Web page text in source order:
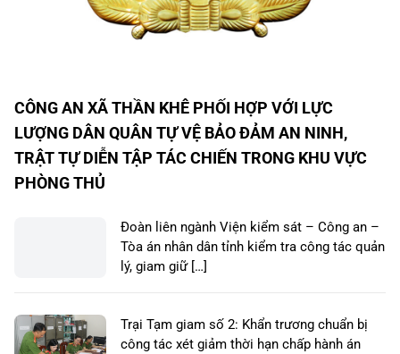
CÔNG AN XÃ THẦN KHÊ PHỐI HỢP VỚI LỰC
LƯỢNG DÂN QUÂN TỰ VỆ BẢO ĐẢM AN NINH,
TRẬT TỰ DIỄN TẬP TÁC CHIẾN TRONG KHU VỰC
PHÒNG THỦ
Đoàn liên ngành Viện kiểm sát – Công an –
Tòa án nhân dân tỉnh kiểm tra công tác quản
lý, giam giữ […]
Trại Tạm giam số 2: Khẩn trương chuẩn bị
công tác xét giảm thời hạn chấp hành án